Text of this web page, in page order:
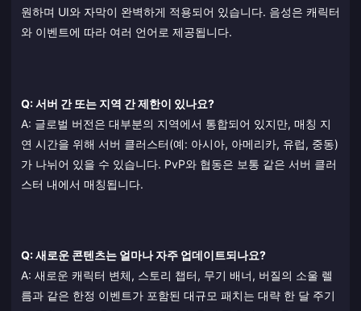
원하며 UI와 자막이 완벽하게 적용되어 있습니다. 음성은 캐릭터
와 이벤트에 따라 여러 언어로 제공됩니다.
Q: 서버 간 또는 지역 간 제한이 있나요?
A: 글로벌 버전은 대부분의 지역에서 통합되어 있지만, 매칭 지
연 시간을 위해 서버 클러스터(예: 아시아, 아메리카, 유럽, 중동)
가 나뉘어 있을 수 있습니다. PvP와 협동은 보통 같은 서버 클러
스터 내에서 매칭됩니다.
Q: 새로운 콘텐츠는 얼마나 자주 업데이트되나요?
A: 새로운 캐릭터 변체, 스토리 챕터, 무기 배너, 버질의 소울 렐
름과 같은 한정 이벤트가 포함된 대규모 패치는 대략 한 달 주기